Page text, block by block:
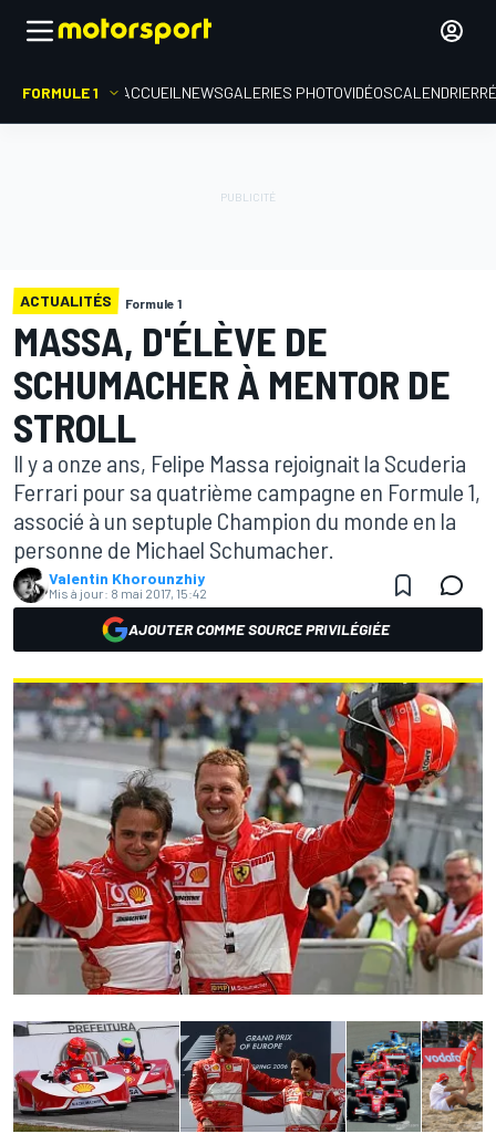
FORMULE 1 ACCUEIL NEWSGALERIES PHOTOVIDÉOSCALENDRIER
ACTUALITÉS Formule 1
MASSA, D'ÉLÈVE DE
SCHUMACHER À MENTOR DE
STROLL
Il y a onze ans, Felipe Massa rejoignait la Scuderia
Ferrari pour sa quatrième campagne en Formule 1,
associé à un septuple Champion du monde en la
personne de Michael Schumacher.
Valentin Khorounzhiy
Mis à jour: 8 mai 2017, 15:42
AJOUTER COMME SOURCE PRIVILÉGIÉE